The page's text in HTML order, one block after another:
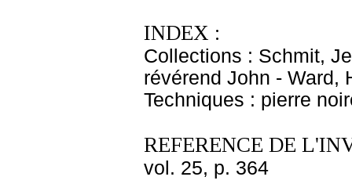
INDEX :
Collections : Schmit,
révérend John - Ward,
Techniques : pierre
REFERENCE DE
vol. 25, p. 364